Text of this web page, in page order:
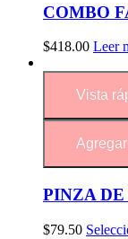
COMBO
$418.00 Leer
Vista
PINZA
$79.50